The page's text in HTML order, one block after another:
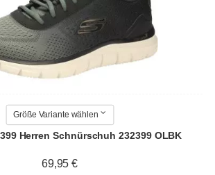
Größe Variante wählen
Herren Schnürschuh 232399 OLBK
69,95 €